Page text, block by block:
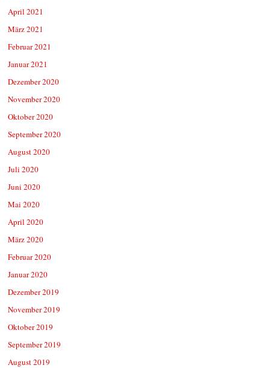
April 2021
März 2021
Februar 2021
Januar 2021
Dezember 2020
November 2020
Oktober 2020
September 2020
August 2020
Juli 2020
Juni 2020
Mai 2020
April 2020
März 2020
Februar 2020
Januar 2020
Dezember 2019
November 2019
Oktober 2019
September 2019
August 2019